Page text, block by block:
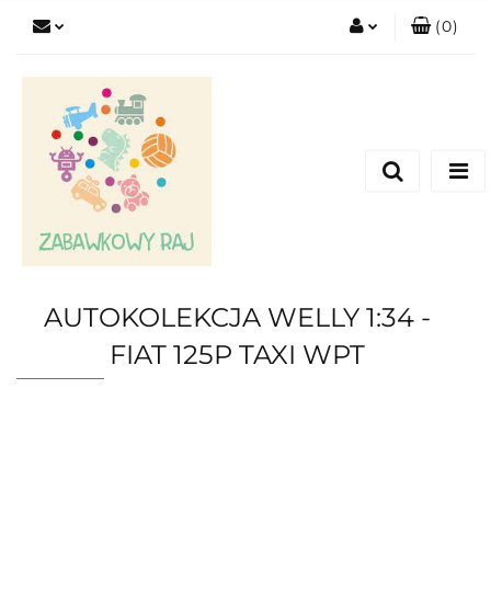
(0)
AUTOKOLEKCJA WELLY 1:34 -
FIAT 125P TAXI WPT